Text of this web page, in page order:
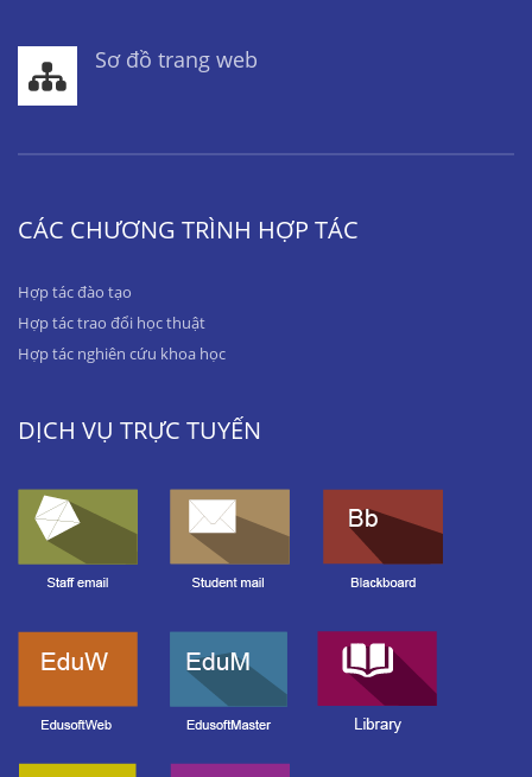
Sơ đồ trang web
CÁC CHƯƠNG TRÌNH HỢP TÁC
Hợp tác đào tạo
Hợp tác trao đổi học thuật
Hợp tác nghiên cứu khoa học
DỊCH VỤ TRỰC TUYẾN